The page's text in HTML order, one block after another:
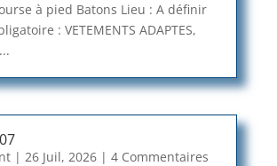
à pied Batons Lieu : A définir
: VETEMENTS ADAPTES,
| 26 Juil, 2026| 4 Commentaires